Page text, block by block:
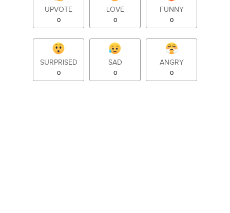
UPVOTE
0
LOVE
0
FUNNY
0
SURPRISED
0
SAD
0
ANGRY
0